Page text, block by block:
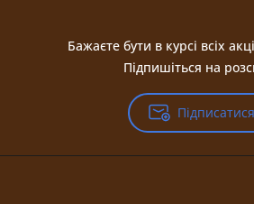
Бажаєте бути в курсі всіх
Підпишіться на
Підписатися